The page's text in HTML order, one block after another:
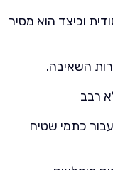
וכיצד הוא מסיר
השאיבה.
כתמי שטיח